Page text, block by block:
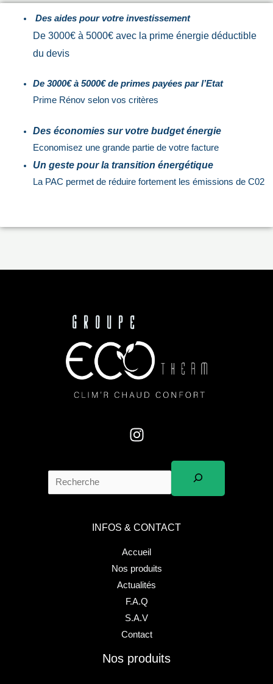
Des aides pour votre investissement
De 3000€ à 5000€ avec la prime énergie déductible
du devis
De 3000€ à 5000€ de primes payées par l’Etat
Prime Rénov selon vos critères
Des économies sur votre budget énergie
Economisez une grande partie de votre facture
Un geste pour la transition énergétique
La PAC permet de réduire fortement les émissions de C02
INFOS & CONTACT
Accueil
Nos produits
Actualités
F.A.Q
S.A.V
Contact
Nos produits